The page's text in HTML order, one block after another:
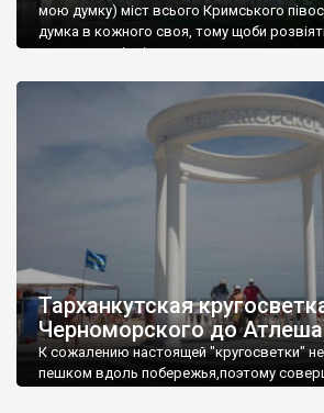
мою думку) міст всього Кримського
думка в кожного своя, тому щоби
запрошую відвідати це
Тарханкутская
Черноморского до
К сожалению настоящей "кругосветки"
пешком вдоль побережья,поэтому